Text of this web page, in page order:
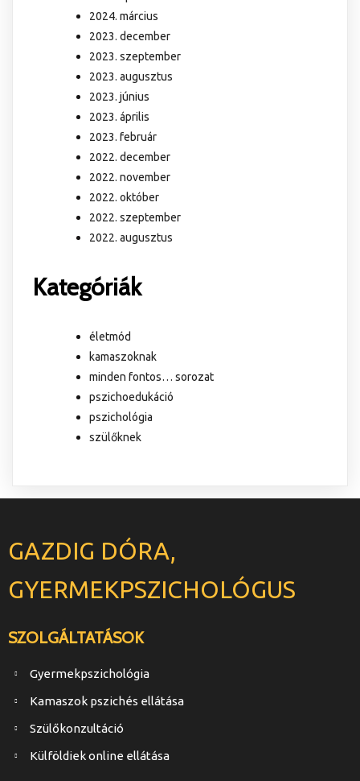
2024. március
2023. december
2023. szeptember
2023. augusztus
2023. június
2023. április
2023. február
2022. december
2022. november
2022. október
2022. szeptember
2022. augusztus
Kategóriák
életmód
kamaszoknak
minden fontos… sorozat
pszichoedukáció
pszichológia
szülőknek
GAZDIG DÓRA,
GYERMEKPSZICHOLÓGUS
SZOLGÁLTATÁSOK
Gyermekpszichológia
Kamaszok pszichés ellátása
Szülőkonzultáció
Külföldiek online ellátása